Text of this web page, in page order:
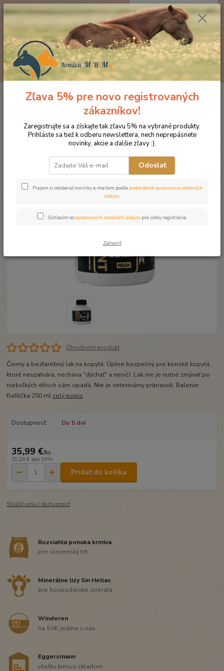
Menu
0ks
za0 €
Kozmetika pre kone Starostlivosť o kopytá
Paint it - čierny a
bezfarebný lak na kopytá, Black (čierny) fľaštička 250ml
Paint it - čierny a bezfarebný lak
na kopytá, Black (čierny) fľaštička
Ohodnotiť produkt
Čierny a bezfarebný lak na kopytá. Úplne bezpečný pre konské kopytá,
ktoré neuzatvára, necháva "dýchať" a neničí. Lak nie je nutné zmývať po
niekoľkých dňoch sám opadá. Nie je veterinárny prípravok. Balenie:
fľaštička 250 ml celý popis
Dostupnosť Do 5 dní
35,99 €/ks
29,26 € bez DPH
Pridať do košíka
Strážiť cenu / dostupnosť
Rozsiahla ponuka krmiva
pre slovenský trh
Minerálne lizy Sin Hellas
pre hospodárske zvieratá
Winderen
na SVK jedine u nás
Eggersmann
všetky krmivá skladom
Zľava 5% pre novo registrovaných
zákazníkov!
Zaregistrujte sa a získajte tak zľavu 5% na vybrané produkty.
Prihláste sa tiež k odberu newslettera, nech neprepásnete
novinky, akcie a ďalšie zľavy :).
Odoslať
Prajem si odoberať novinky e-mailom podľa podmienok spracovania osobných
údajov.
Súhlasím sospracovaním osobných údajov pre účely registrácie.
Zatvoriť